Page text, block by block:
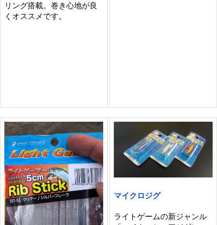
リング搭載。巻き心地が良
くオススメです。
マイクロジグ
ライトゲームの新ジャンル